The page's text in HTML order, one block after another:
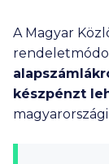
A Magyar
készpénzt